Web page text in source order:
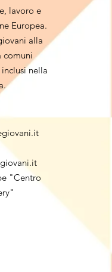
lavoro e
Europea.
alla
comuni
nella
"Centro